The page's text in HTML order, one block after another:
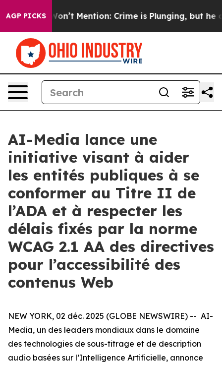
AGP PICKSWon’t Mention: Crime is Plunging, but he can’t
AI-Media lance une
initiative visant à aider
les entités publiques à se
conformer au Titre II de
l’ADA et à respecter les
délais fixés par la norme
WCAG 2.1 AA des directives
pour l’accessibilité des
contenus Web
NEW YORK, 02 déc. 2025 (GLOBE NEWSWIRE) -- AI-
Media, un des leaders mondiaux dans le domaine
des technologies de sous-titrage et de description
audio basées sur l’Intelligence Artificielle, annonce